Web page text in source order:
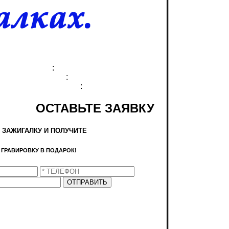
:
:
:
ОСТАВЬТЕ ЗАЯВКУ
ЗАЖИГАЛКУ И ПОЛУЧИТЕ
ГРАВИРОВКУ В ПОДАРОК!